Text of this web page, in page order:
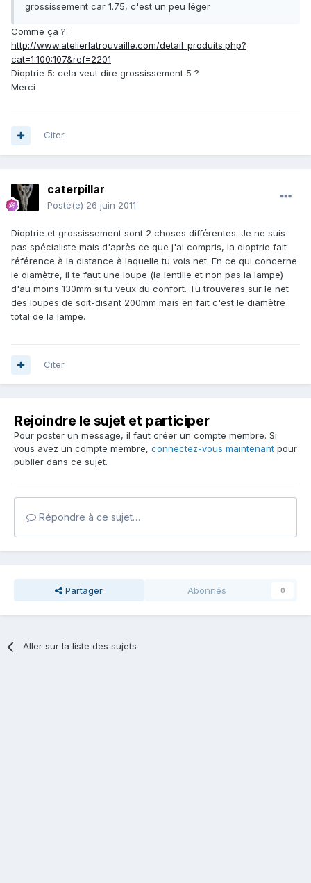
grossissement car 1.75, c'est un peu léger
Comme ça ?:
http://www.atelierlatrouvaille.com/detail_produits.php?
cat=1:100:107&ref=2201
Dioptrie 5: cela veut dire grossissement 5 ?
Merci
Citer
caterpillar
Posté(e) 26 juin 2011
Dioptrie et grossissement sont 2 choses différentes. Je ne suis
pas spécialiste mais d'après ce que j'ai compris, la dioptrie fait
référence à la distance à laquelle tu vois net. En ce qui concerne
le diamètre, il te faut une loupe (la lentille et non pas la lampe)
d'au moins 130mm si tu veux du confort. Tu trouveras sur le net
des loupes de soit-disant 200mm mais en fait c'est le diamètre
total de la lampe.
Citer
Rejoindre le sujet et participer
Pour poster un message, il faut créer un compte membre. Si
vous avez un compte membre, connectez-vous maintenant pour
publier dans ce sujet.
Répondre à ce sujet…
Partager Abonnés 0
Aller sur la liste des sujets